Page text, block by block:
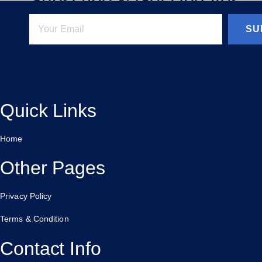
Quick Links
Home
Other Pages
Privacy Policy
Terms & Condition
Contact Info